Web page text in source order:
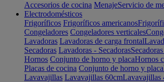
Accesorios de cocina MenajeServicio de
Electrodomésticos
Frigoríficos Frigoríficos americanos
Congeladores Congeladores verticales
Lavadoras Lavadoras de carga frontal
Secadoras Lavadoras - Secadoras
Hornos Conjunto de horno y placaHornos
Placas de cocina Conjunto de horno y placa
Lavavajillas Lavavajillas 60cmLavavajillas